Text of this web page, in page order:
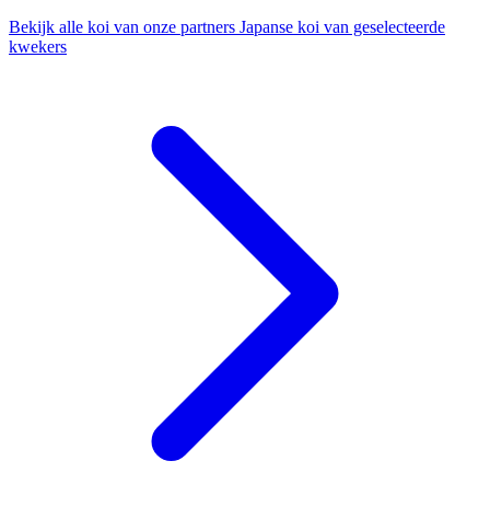
Bekijk alle koi van onze partners Japanse koi van geselecteerde
kwekers